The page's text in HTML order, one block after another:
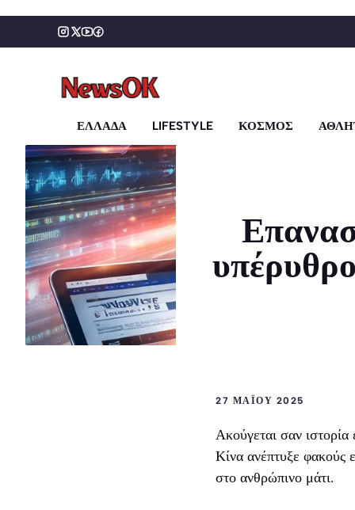
περιεχόμενο
ΕΛΛΑΔΑ LIFESTYLE ΚΟΣΜΟΣ
27 ΜΑΪ́ΟΥ 2025
Ακούγεται σαν ιστορία
Κίνα ανέπτυξε φακούς
στο ανθρώπινο μάτι.